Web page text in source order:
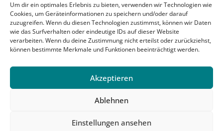
Um dir ein optimales Erlebnis zu bieten, verwenden wir Technologien wie
Cookies, um Geräteinformationen zu speichern und/oder darauf
zuzugreifen. Wenn du diesen Technologien zustimmst, können wir Daten
wie das Surfverhalten oder eindeutige IDs auf dieser Website
verarbeiten. Wenn du deine Zustimmung nicht erteilst oder zurückziehst,
können bestimmte Merkmale und Funktionen beeinträchtigt werden.
Akzeptieren
Ablehnen
Einstellungen ansehen
Behandlungsfelder
Karriere
© 2026 Salutomed. Alle Rechte vorbehalten.